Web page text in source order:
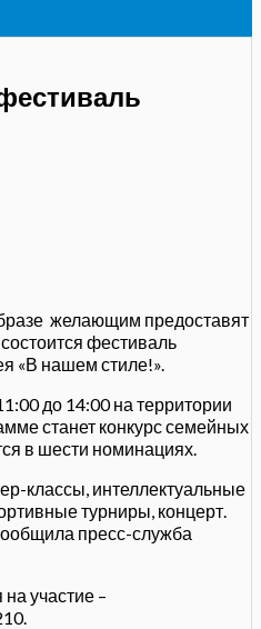
желающим предоставят
фестиваль
«В нашем стиле!».
до 14:00 на территории
станет конкурс семейных
в шести номинациях.
классы, интеллектуальные
турниры, концерт.
пресс-служба
участие –